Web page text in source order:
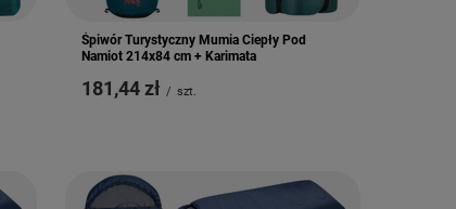
Śpiwór Turystyczny Mumia Ciepły Pod
Namiot 214x84 cm + Karimata
181,44 zł / szt.